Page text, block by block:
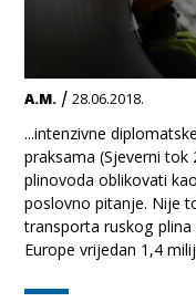
A.M. /28.06.2018.
...intenzivne
praksama (Sjeverni
plinovoda oblikovati
poslovno pitanje. Nije
transporta ruskog
Europe vrijedan 1,4